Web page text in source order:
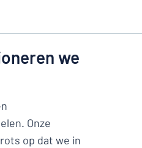
we
Onze
op dat we in